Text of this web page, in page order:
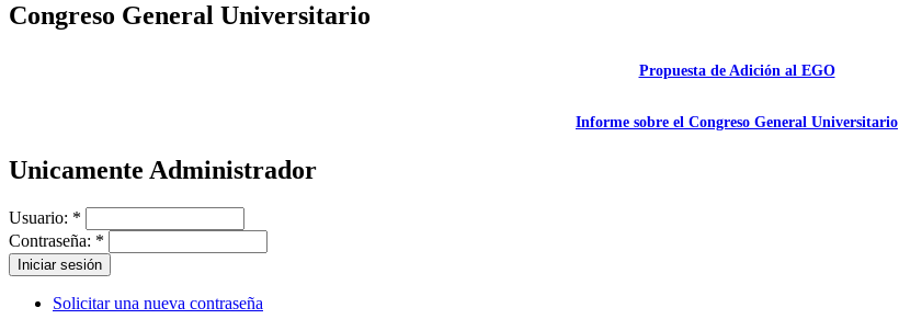
Congreso General Universitario
Propuesta de Adición al EGO
Informe sobre el Congreso General Universitario
Unicamente Administrador
Usuario: *
Contraseña: *
Solicitar una nueva contraseña